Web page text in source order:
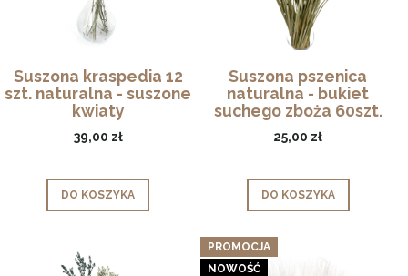
Suszona kraspedia 12
szt. naturalna - suszone
kwiaty
39,00 zł
DO KOSZYKA
Suszona pszenica
naturalna - bukiet
suchego zboża 60szt.
25,00 zł
DO KOSZYKA
PROMOCJA
NOWOŚĆ